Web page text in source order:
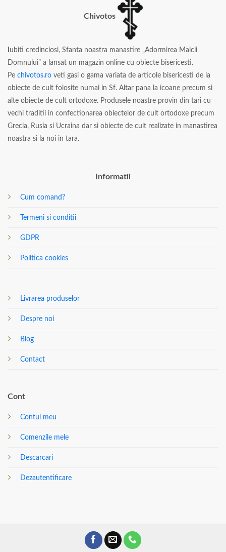
Chivotos
ubiti credinciosi, Sfanta noastra manastire „Adormirea Maicii
Domnului” a lansat un magazin online cu obiecte bisericesti.
Pe chivotos.ro veti gasi o gama variata de articole bisericesti de la
obiecte de cult folosite numai in Sf. Altar pana la icoane precum si
alte obiecte de cult ortodoxe. Produsele noastre provin din tari cu
vechi traditii in confectionarea obiectelor de cult ortodoxe precum
Grecia, Rusia si Ucraina dar si obiecte de cult realizate in manastirea
noastra si la noi in tara.
Informatii
Cum comand?
Termeni si conditii
GDPR
Politica cookies
Livrarea produselor
Despre noi
Blog
Contact
Cont
Contul meu
Comenzile mele
Descarcari
Dezautentificare